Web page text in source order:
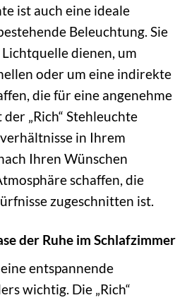
ist auch eine ideale
Beleuchtung. Sie
dienen, um
oder um eine indirekte
die für eine angenehme
„Rich“ Stehleuchte
in Ihrem
Ihren Wünschen
schaffen, die
zugeschnitten ist.
der Ruhe im Schlafzimmer
entspannende
wichtig. Die „Rich“